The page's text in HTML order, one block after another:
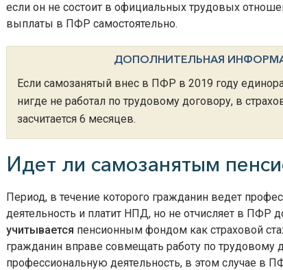
если он не состоит в официальных трудовых
выплаты в ПФР самостоятельно.
ДОПОЛНИТЕЛЬНАЯ
Если самозанятый внес в ПФР в 2019 году
нигде не работал по трудовому договору, в
засчитается 6 месяцев.
Идет ли самозанятым
Период, в течение которого гражданин ведет
деятельность и платит НПД, но не отчисляет в ПФР
учитывается пенсионным фондом как страховой
гражданин вправе совмещать работу по трудовому
профессиональную деятельность, в этом случае в